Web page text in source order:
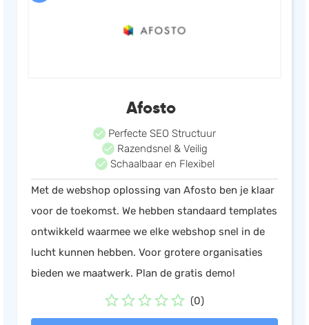
Afosto
Perfecte SEO Structuur
Razendsnel & Veilig
Schaalbaar en Flexibel
Met de webshop oplossing van Afosto ben je klaar
voor de toekomst. We hebben standaard templates
ontwikkeld waarmee we elke webshop snel in de
lucht kunnen hebben. Voor grotere organisaties
bieden we maatwerk. Plan de gratis demo!
(0)